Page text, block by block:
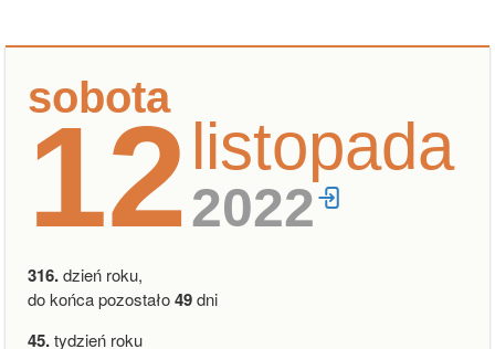
sobota
12listopada
2022
316.dzień roku,
do końca pozostało49dni
45.tydzień roku